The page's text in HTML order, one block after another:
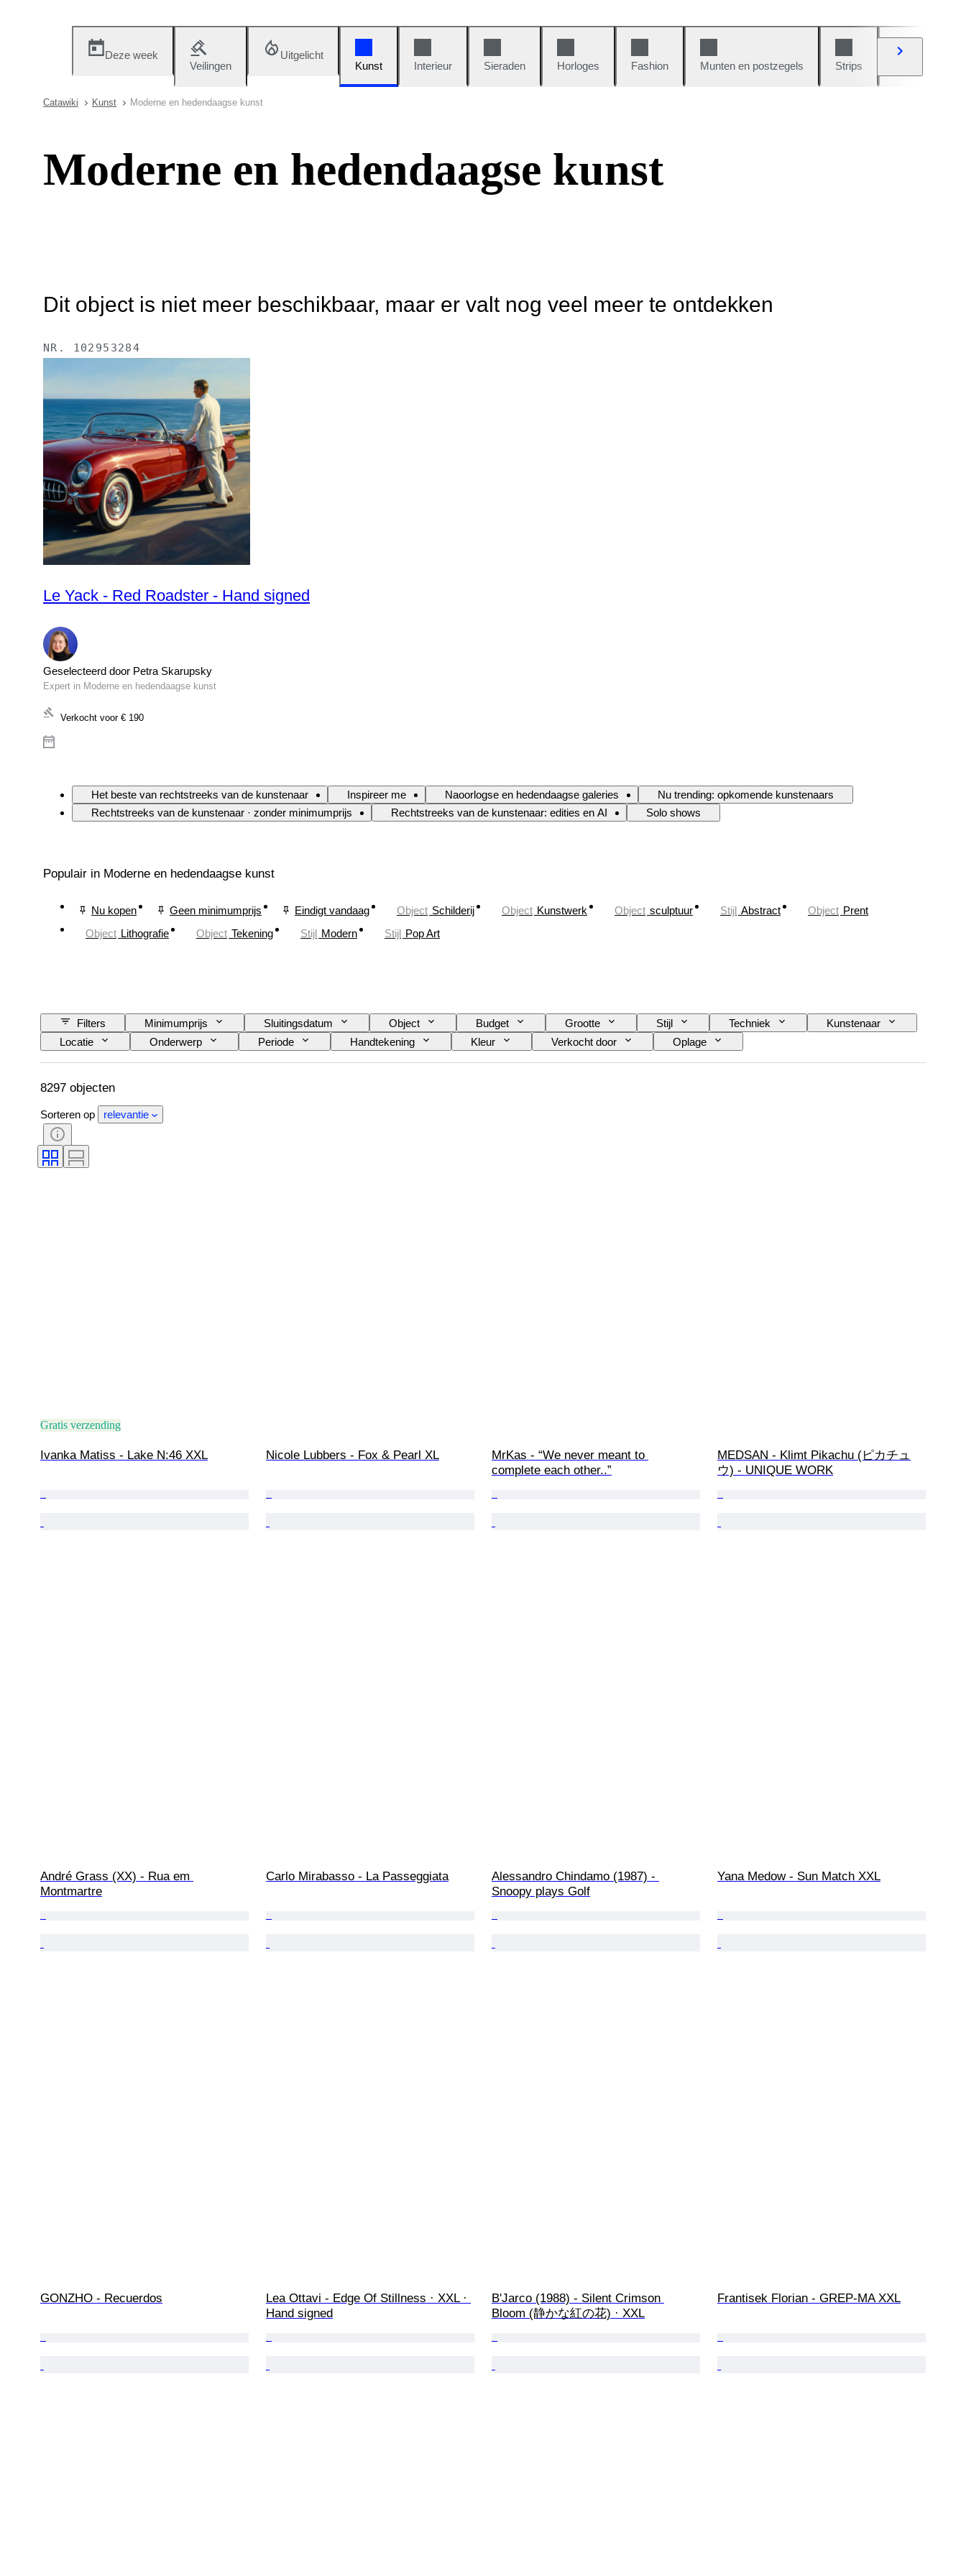
Deze week
Veilingen
Uitgelicht
Kunst
Interieur Sieraden Horloges Fashion Munten en postzegels Strips
Catawiki Kunst Moderne en hedendaagse kunst
Moderne en hedendaagse kunst
Dit object is niet meer beschikbaar, maar er valt nog veel meer te ontdekken
NR. 102953284
Le Yack - Red Roadster - Hand signed
Geselecteerd door Petra Skarupsky
Expert in Moderne en hedendaagse kunst
Verkocht voor € 190
Het beste van rechtstreeks van de kunstenaar Inspireer me Naoorlogse en hedendaagse galeries
Nu trending: opkomende kunstenaars
Rechtstreeks van de kunstenaar · zonder minimumprijs
Rechtstreeks van de kunstenaar: edities en AI Solo shows
Populair in Moderne en hedendaagse kunst
Nu kopen Geen minimumprijs Eindigt vandaag Object Schilderij Object Kunstwerk Object sculptuur Stijl Abstract Object Prent
Object Lithografie Object Tekening Stijl Modern Stijl Pop Art
Filters Minimumprijs Sluitingsdatum Object Budget Grootte Stijl Techniek
Kunstenaar
Locatie
Onderwerp Periode Handtekening Kleur Verkocht door Oplage
8297 objecten
Sorteren op relevantie
Gratis verzending
Ivanka Matiss - Lake N:46 XXL Nicole Lubbers - Fox & Pearl XL
MrKas - “We never meant to
complete each other..”
MEDSAN - Klimt Pikachu (ピカチュ
ウ) - UNIQUE WORK
André Grass (XX) - Rua em
Montmartre
Carlo Mirabasso - La Passeggiata
Alessandro Chindamo (1987) -
Snoopy plays Golf
Yana Medow - Sun Match XXL
GONZHO - Recuerdos
Lea Ottavi - Edge Of Stillness · XXL ·
Hand signed
B'Jarco (1988) - Silent Crimson
Bloom (静かな紅の花) · XXL
Frantisek Florian - GREP-MA XXL